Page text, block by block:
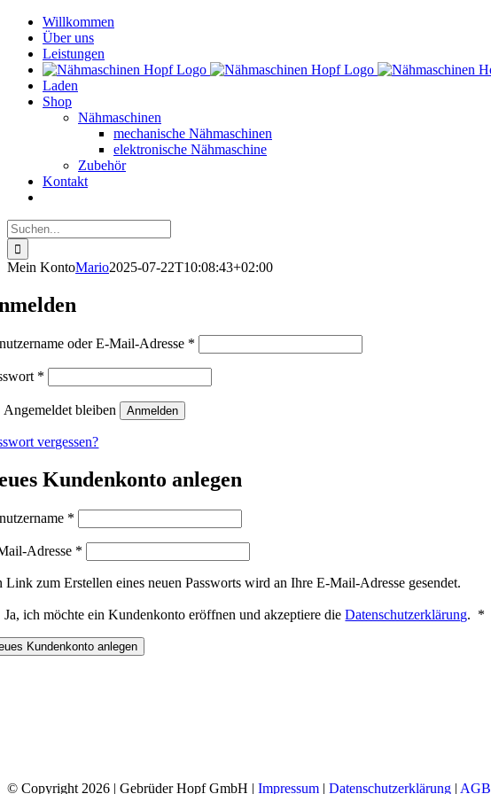
Skip
content
Willkommen
Über uns
Leistungen
Laden
Shop
Nähmaschinen
mechanische Nähmaschinen
elektronische Nähmaschine
Zubehör
Kontakt
Suche
nach:
Mein KontoMario2025-07-22T10:08:43+02:00
oder E-Mail-Adresse *
*
Angemeldet bleiben Anmelden
vergessen?
Kundenkonto anlegen
*
Adresse *
Link zum Erstellen eines neuen Passworts wird an Ihre E-Mail-Adresse gesendet.
Ja, ich möchte ein Kundenkonto eröffnen und akzeptiere dieDatenschutzerklärung. *
Kundenkonto anlegen
© Copyright 2026 | Gebrüder Hopf GmbH | Impressum | Datenschutzerklärung | AGB